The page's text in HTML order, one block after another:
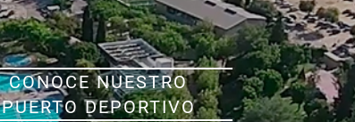
CONOCE NUESTRO
PUERTO DEPORTIVO